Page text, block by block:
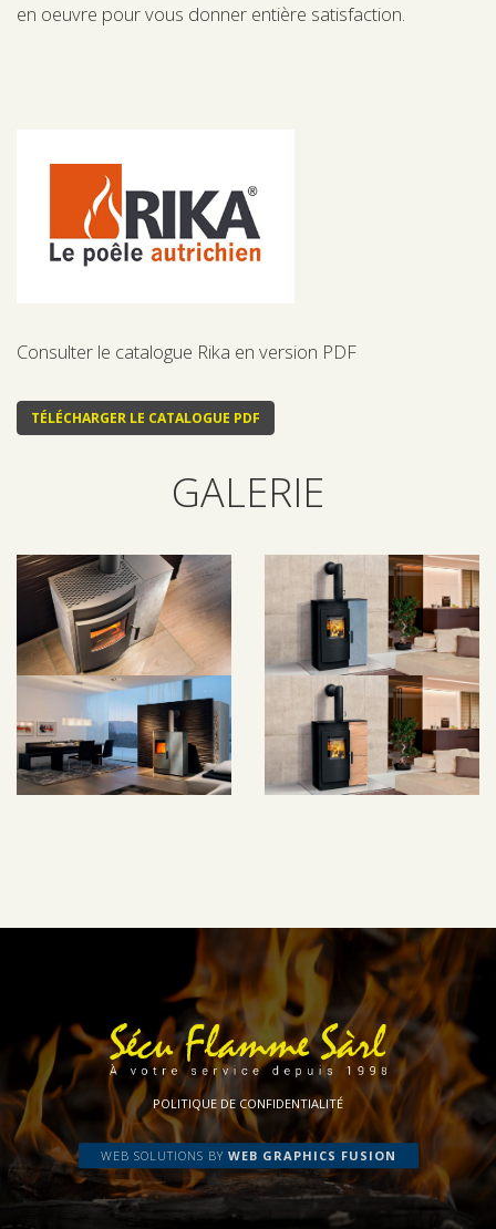
en oeuvre pour vous donner entière satisfaction.
Consulter le catalogue Rika en version PDF
TÉLÉCHARGER LE CATALOGUE PDF
GALERIE
POLITIQUE DE CONFIDENTIALITÉ
WEB SOLUTIONS BY WEB GRAPHICS FUSION